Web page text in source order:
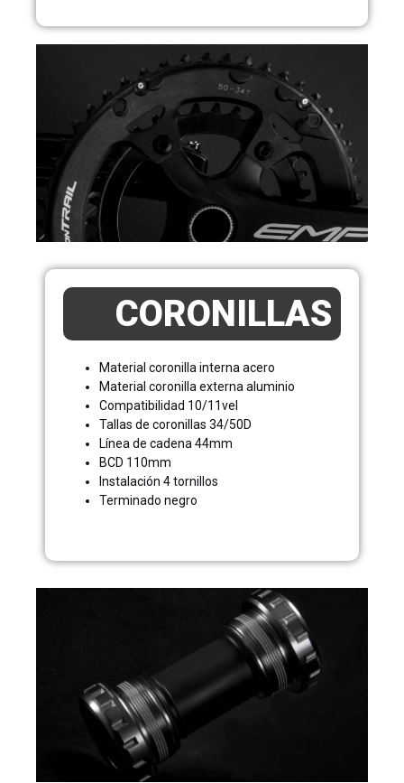
CORONILLAS
Material coronilla interna acero
Material coronilla externa aluminio
Compatibilidad 10/11vel
Tallas de coronillas 34/50D
Línea de cadena 44mm
BCD 110mm
Instalación 4 tornillos
Terminado negro